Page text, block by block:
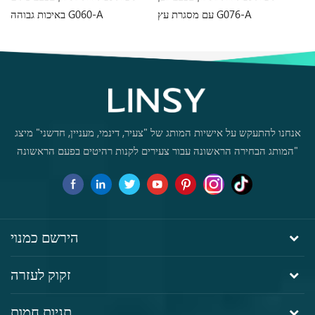
באיכות גבוהה G060-A
עם מסגרת עץ G076-A
אנחנו להתעקש על אישיות המותג של "צעיר, דינמי, מעניין, חדשני" מיצג
"המותג הבחירה הראשונה עבור צעירים לקנות רהיטים בפעם הראשונה
הירשם כמנוי
זקוק לעזרה